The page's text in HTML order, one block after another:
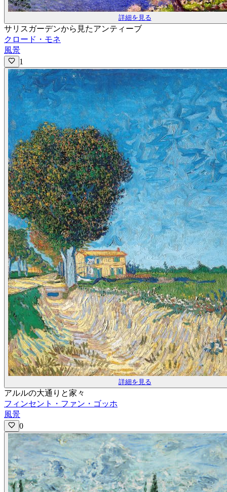
詳細を見る
サリスガーデンから見たアンティーブ
クロード・モネ
風景
1
詳細を見る
アルルの大通りと家々
フィンセント・ファン・ゴッホ
風景
0